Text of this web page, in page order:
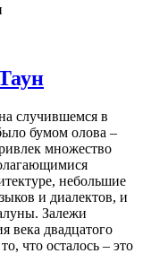
случившемся в
бумом олова –
множество
небольшие
и диалектов, и
Залежи
века двадцатого
что осталось – это